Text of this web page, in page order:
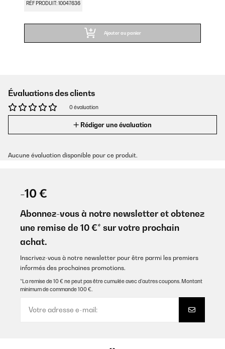
RÉF PRODUIT: 10047636
Ajouter au panier
Évaluations des clients
0 évaluation
Rédiger une évaluation
Aucune évaluation disponible pour ce produit.
-10 €
Abonnez-vous à notre newsletter et obtenez
une remise de 10 €* sur votre prochain
achat.
Inscrivez-vous à notre newsletter pour être parmi les premiers
informés des prochaines promotions.
*La remise de 10 € ne peut pas être cumulée avec d’autres coupons. Montant
minimum de commande 100 €.